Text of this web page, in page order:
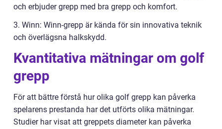
och erbjuder grepp med bra grepp och komfort.
3. Winn: Winn-grepp är kända för sin innovativa teknik
och överlägsna halkskydd.
Kvantitativa mätningar om golf
grepp
För att bättre förstå hur olika golf grepp kan påverka
spelarens prestanda har det utförts olika mätningar.
Studier har visat att greppets diameter kan påverka